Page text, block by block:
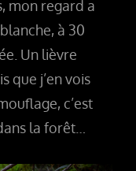
mon regard a
à 30
Un lièvre
que j’en vois
c’est
la forêt…